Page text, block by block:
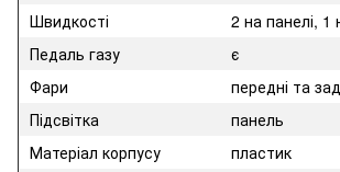
Швидкості
2 на панелі, 1
Педаль газу
є
Фари
передні та
Підсвітка
панель
Матеріал корпусу
пластик